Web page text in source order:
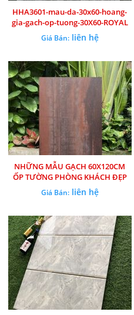
HHA3601-mau-da-30x60-hoang-
gia-gach-op-tuong-30X60-ROYAL
Giá Bán:liên hệ
NHỮNG MẪU GẠCH 60X120CM
ỐP TƯỜNG PHÒNG KHÁCH ĐẸP
NHẤT NĂM
Giá Bán:liên hệ